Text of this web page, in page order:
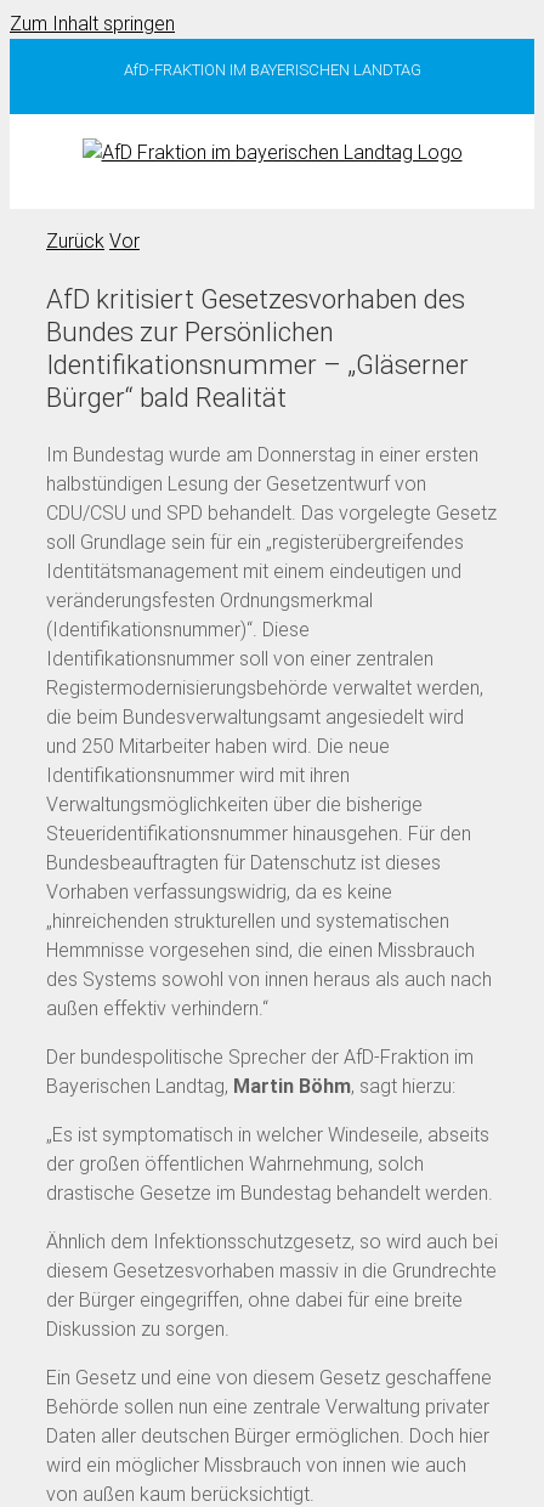
Zum Inhalt springen
AfD-FRAKTION IM BAYERISCHEN LANDTAG
Zurück Vor
AfD kritisiert Gesetzesvorhaben des
Bundes zur Persönlichen
Identifikationsnummer – „Gläserner
Bürger“ bald Realität
Im Bundestag wurde am Donnerstag in einer ersten
halbstündigen Lesung der Gesetzentwurf von
CDU/CSU und SPD behandelt. Das vorgelegte Gesetz
soll Grundlage sein für ein „registerübergreifendes
Identitätsmanagement mit einem eindeutigen und
veränderungsfesten Ordnungsmerkmal
(Identifikationsnummer)“. Diese
Identifikationsnummer soll von einer zentralen
Registermodernisierungsbehörde verwaltet werden,
die beim Bundesverwaltungsamt angesiedelt wird
und 250 Mitarbeiter haben wird. Die neue
Identifikationsnummer wird mit ihren
Verwaltungsmöglichkeiten über die bisherige
Steueridentifikationsnummer hinausgehen. Für den
Bundesbeauftragten für Datenschutz ist dieses
Vorhaben verfassungswidrig, da es keine
„hinreichenden strukturellen und systematischen
Hemmnisse vorgesehen sind, die einen Missbrauch
des Systems sowohl von innen heraus als auch nach
außen effektiv verhindern.“
Der bundespolitische Sprecher der AfD-Fraktion im
Bayerischen Landtag, Martin Böhm, sagt hierzu:
„Es ist symptomatisch in welcher Windeseile, abseits
der großen öffentlichen Wahrnehmung, solch
drastische Gesetze im Bundestag behandelt werden.
Ähnlich dem Infektionsschutzgesetz, so wird auch bei
diesem Gesetzesvorhaben massiv in die Grundrechte
der Bürger eingegriffen, ohne dabei für eine breite
Diskussion zu sorgen.
Ein Gesetz und eine von diesem Gesetz geschaffene
Behörde sollen nun eine zentrale Verwaltung privater
Daten aller deutschen Bürger ermöglichen. Doch hier
wird ein möglicher Missbrauch von innen wie auch
von außen kaum berücksichtigt.